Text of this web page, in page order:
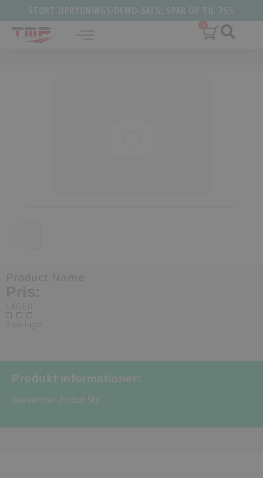
STORT OPRYDNINGS/DEMO-SALG: SPAR OP TIL 75%
Produkt informationer:
Varenummer: Product Sku